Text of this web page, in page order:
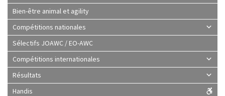
Bien-être animal et agility
Compétitions nationales
Sélectifs JOAWC / EO-AWC
Compétitions internationales
Résultats
Handis